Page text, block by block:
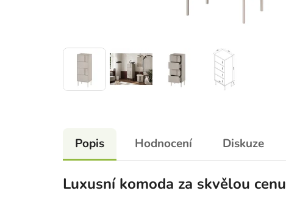
Popis Hodnocení Diskuze
Luxusní komoda za skvělou cenu